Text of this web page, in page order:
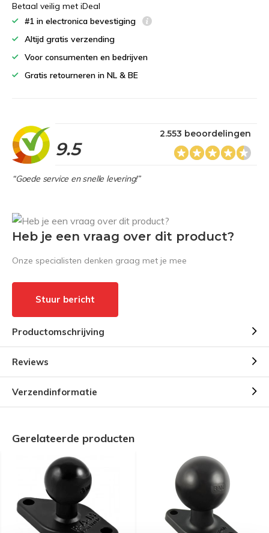
Betaal veilig met iDeal
#1 in electronica bevestiging
Altijd gratis verzending
Voor consumenten en bedrijven
Gratis retourneren in NL & BE
9.5
2.553 beoordelingen
“Goede service en snelle levering!”
Heb je een vraag over dit product?
Onze specialisten denken graag met je mee
Stuur bericht
Productomschrijving
Reviews
Verzendinformatie
Gerelateerde producten